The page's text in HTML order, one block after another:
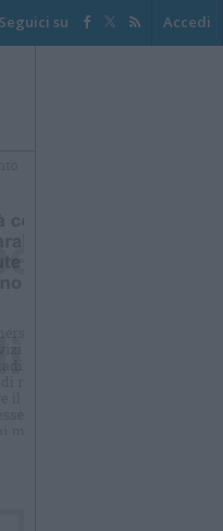
Seguici su Accedi